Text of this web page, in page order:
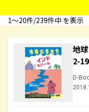
1〜20件/239件中 を表示
地
2-
D-